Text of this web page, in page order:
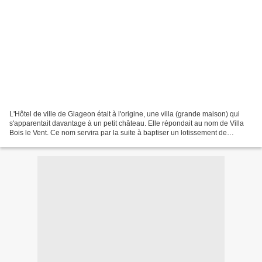
L'Hôtel de ville de Glageon était à l'origine, une villa (grande maison) qui
s'apparentait davantage à un petit château. Elle répondait au nom de Villa
Bois le Vent. Ce nom servira par la suite à baptiser un lotissement de
La-Mairie/...